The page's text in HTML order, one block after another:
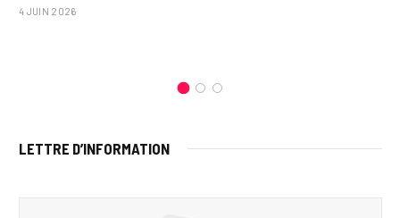
4 JUIN 2026
LETTRE D’INFORMATION